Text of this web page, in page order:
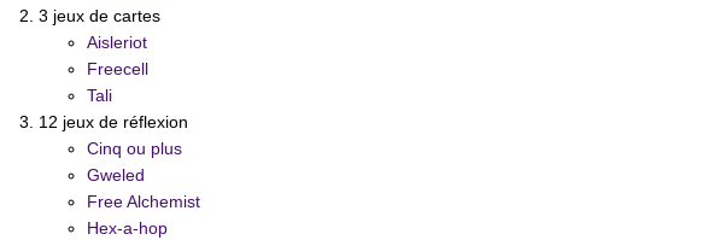
3 jeux de cartes
Aisleriot
Freecell
Tali
12 jeux de réflexion
Cinq ou plus
Gweled
Free Alchemist
Hex-a-hop